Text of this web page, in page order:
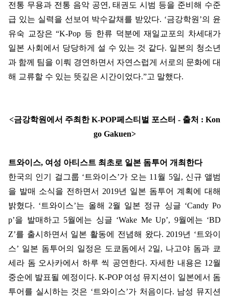
전통 무용과 전통 음악 공연 ,태권도 시범 등을 준비해 수준
급 있는 실력을 선보여 박수갈채를 받았다. ‘금강학원 ’의 윤
유숙 교장은“K-Pop 등 한류 덕분에 재일교포의 차세대가
일본 사회에서 당당하게 설 수 있는 것 같다. 일본의 청소년
과 함께 팀을 이뤄 경연하면서 자연스럽게 서로의 문화에 대
해 교류할 수 있는 뜻깊은 시간이었다.”고 말했다.
<금강학원에서 주최한K-POP페스티벌 포스터 - 출처 : Kon
go Gakuen>
트와이스, 여성 아티스트 최초로 일본 돔투어 개최한다
한국의 인기 걸그룹 ‘ 트와이스’가 오는 11 월 5일, 신규 앨범
을 발매 소식을 전하면서 2019년 일본 돔투어 계획에 대해
밝혔다. ‘ 트와이스’는 올해 2월 일본 정규 싱글 ‘Candy Po
p’을 발매하고 5월에는 싱글 ‘Wake Me Up’, 9월에는 ‘BD
Z’를 출시하면서 일본 활동에 전념해 왔다. 2019년 ‘ 트와이
스’ 일본 돔투어의 일정은 도쿄돔에서 2일, 나고야 돔과 쿄
세라 돔 오사카에서 하루 씩 공연한다. 자세한 내용은 12월
중순에 발표될 예정이다. K-POP 여성 뮤지션이 일본에서 돔
투어를 실시하는 것은 ‘ 트와이스’가 처음이다. 남성 뮤지션